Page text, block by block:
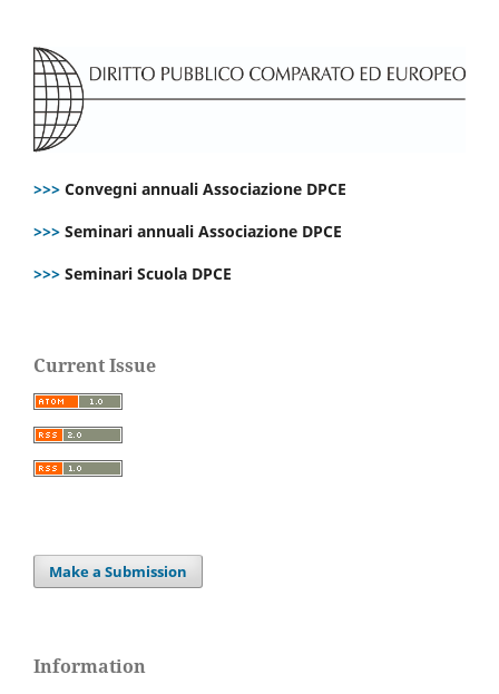
>>> Convegni annuali Associazione DPCE
>>> Seminari annuali Associazione DPCE
>>> Seminari Scuola DPCE
Current Issue
Make a Submission
Information